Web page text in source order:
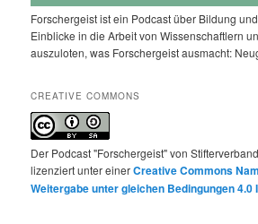
Forschergeist ist ein Podcast über Bildung
Einblicke in die Arbeit von Wissenschaftlern
auszuloten, was Forschergeist ausmacht:
CREATIVE COMMONS
Der Podcast "Forschergeist" von
lizenziert unter einerCreative Commons
Weitergabe unter gleichen Bedingungen 4.0